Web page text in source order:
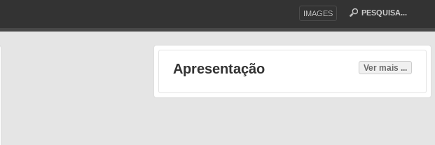
IMAGES
Apresentação Ver mais ...